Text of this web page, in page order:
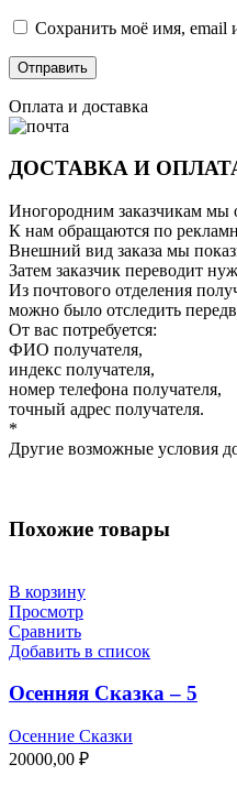
Сохранить моё имя, email
Оплата и доставка
ДОСТАВКА И
Иногородним заказчикам мы
К нам обращаются по
Внешний вид заказа мы
Затем заказчик переводит
Из почтового отделения
можно было отследить
От вас потребуется:
ФИО получателя,
индекс получателя,
номер телефона получателя,
точный адрес получателя.
*
Другие возможные условия
Похожие товары
В корзину
Просмотр
Сравнить
Добавить в список
Осенняя Сказка – 5
Осенние Сказки
20000,00 ₽